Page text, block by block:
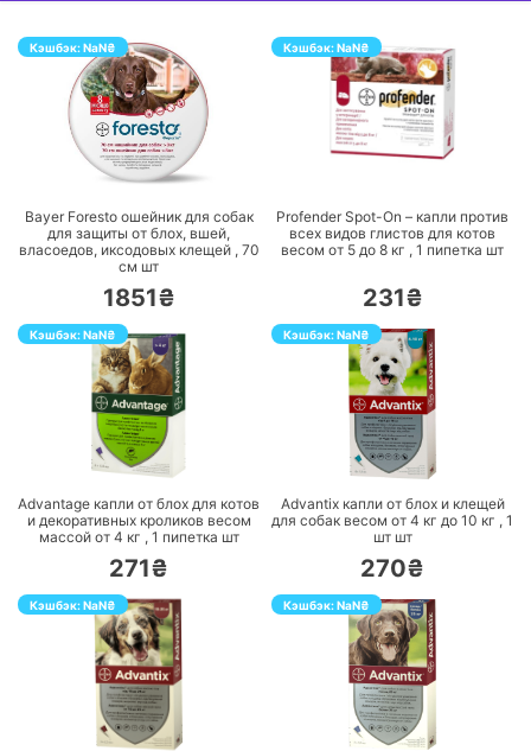
Кэшбэк:NaN₴
ПЕРЕЙТИ
Bayer Foresto ошейник для собак
для защиты от блох, вшей,
власоедов, иксодовых клещей , 70
см шт
1851₴
Кэшбэк:NaN₴
Profender Spot-On – капли против
всех видов глистов для котов
весом от 5 до 8 кг , 1 пипетка шт
231₴
Кэшбэк:NaN₴
ПЕРЕЙТИ
Advantage капли от блох для котов
и декоративных кроликов весом
массой от 4 кг , 1 пипетка шт
271₴
Кэшбэк:NaN₴
ПЕРЕЙТИ
Advantix капли от блох и клещей
для собак весом от 4 кг до 10 кг , 1
штшт
270₴
Кэшбэк:NaN₴
ПЕРЕЙТИ
Кэшбэк:NaN₴
ПЕРЕЙТИ